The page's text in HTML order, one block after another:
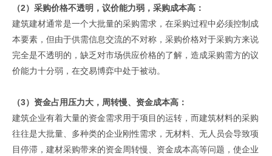
（2）采购价格不透明，议价能力弱，采购成本高：
建筑建材通常是一个大批量的采购需求，在采购过程中必须控制成
本要素，但由于供需信息交流的不对称，采购价格对于采购方来说
完全是不透明的，缺乏对市场供应价格的了解，造成采购需方的议
价能力十分弱，在交易博弈中处于被动。
（3）资金占用压力大，周转慢、资金成本高：
建筑企业有着大量的资金需求用于项目的运转，而建筑材料的采购
往往是大批量、多种类的企业刚性需求，无材料、无人员会导致项
目停滞，建材采购带来的资金周转慢、资金成本高等问题，使企业